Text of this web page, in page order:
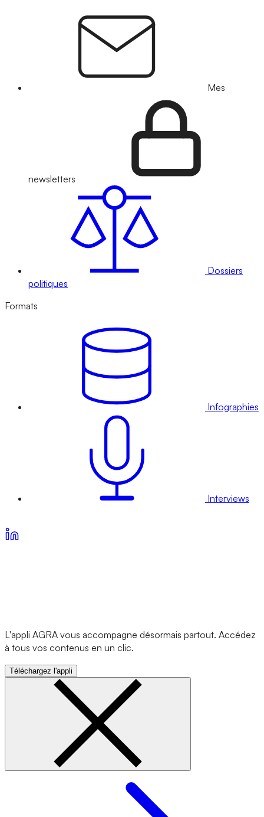
Mes
newsletters
Dossiers
politiques
Formats
Infographies
Interviews
L'appli AGRA vous accompagne désormais partout. Accédez
à tous vos contenus en un clic.
Téléchargez l'appli